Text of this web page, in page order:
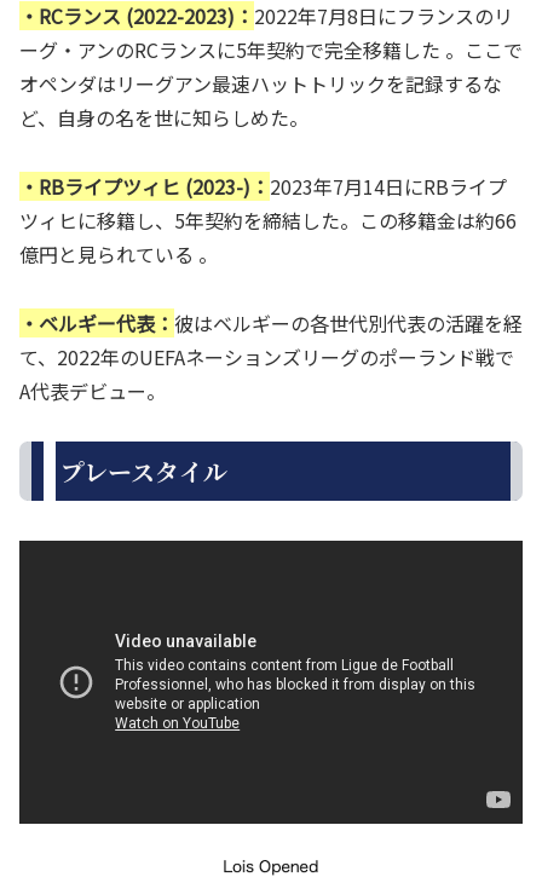
・RCランス (2022-2023)： 2022年7月8日にフランスのリ
ーグ・アンのRCランスに5年契約で完全移籍した 。ここで
オペンダはリーグアン最速ハットトリックを記録するな
ど、自身の名を世に知らしめた。
・RBライプツィヒ (2023-)： 2023年7月14日にRBライプ
ツィヒに移籍し、5年契約を締結した。この移籍金は約66
億円と見られている 。
・ベルギー代表： 彼はベルギーの各世代別代表の活躍を経
て、2022年のUEFAネーションズリーグのポーランド戦で
A代表デビュー。
プレースタイル